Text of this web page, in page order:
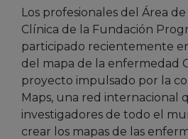
Los profesionales del Área
Clínica de la Fundación
participado recientemente
del mapa de la enfermedad
proyecto impulsado por la
Maps, una red internacional
investigadores de todo el
crear los mapas de las